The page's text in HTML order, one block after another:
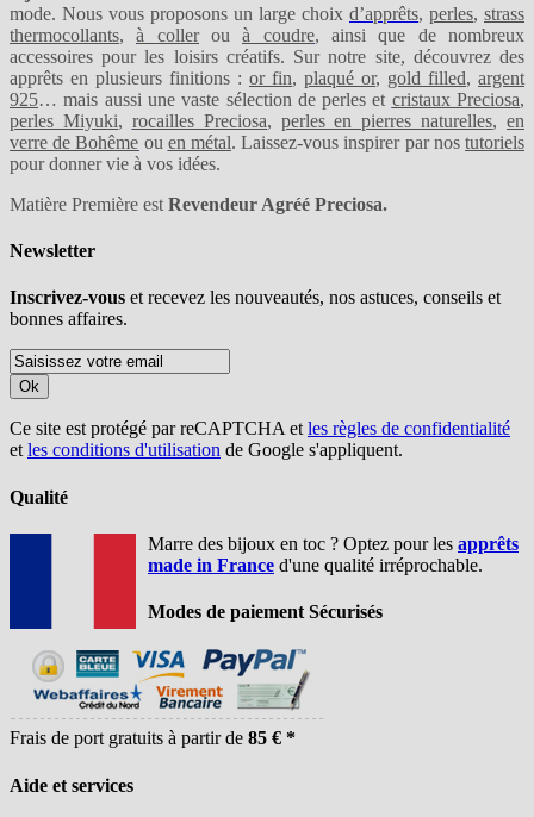
mode. Nous vous proposons un large choix d’apprêts, perles, strass
thermocollants,à collerouà coudre, ainsi que de nombreux
accessoires pour les loisirs créatifs. Sur notre site, découvrez des
apprêts en plusieurs finitions : or fin, plaqué or, gold filled, argent
925… mais aussi une vaste sélection de perles et cristaux Preciosa,
perles Miyuki, rocailles Preciosa, perles en pierres naturelles, en
verre de Bohême ou en métal. Laissez-vous inspirer par nostutoriels
pour donner vie à vos idées.
Matière Première est Revendeur Agréé Preciosa.
Newsletter
Inscrivez-vous et recevez les nouveautés, nos astuces, conseils et
bonnes affaires.
Ok
Ce site est protégé par reCAPTCHA etles règles de confidentialité
etles conditions d'utilisation de Google s'appliquent.
Qualité
Marre des bijoux en toc ? Optez pour les apprêts
made in France d'une qualité irréprochable.
Modes de paiement Sécurisés
Frais de port gratuits à partir de 85 € *
Aide et services